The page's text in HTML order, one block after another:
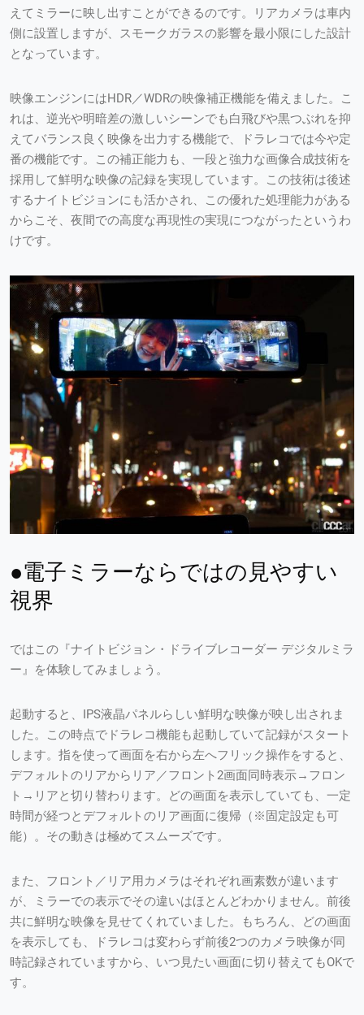
えてミラーに映し出すことができるのです。リアカメラは車内
側に設置しますが、スモークガラスの影響を最小限にした設計
となっています。
映像エンジンにはHDR／WDRの映像補正機能を備えました。こ
れは、逆光や明暗差の激しいシーンでも白飛びや黒つぶれを抑
えてバランス良く映像を出力する機能で、ドラレコでは今や定
番の機能です。この補正能力も、一段と強力な画像合成技術を
採用して鮮明な映像の記録を実現しています。この技術は後述
するナイトビジョンにも活かされ、この優れた処理能力がある
からこそ、夜間での高度な再現性の実現につながったというわ
けです。
●電子ミラーならではの見やすい
視界
ではこの『ナイトビジョン・ドライブレコーダー デジタルミラ
ー』を体験してみましょう。
起動すると、IPS液晶パネルらしい鮮明な映像が映し出されま
した。この時点でドラレコ機能も起動していて記録がスタート
します。指を使って画面を右から左へフリック操作をすると、
デフォルトのリアからリア／フロント2画面同時表示→フロン
ト→リアと切り替わります。どの画面を表示していても、一定
時間が経つとデフォルトのリア画面に復帰（※固定設定も可
能）。その動きは極めてスムーズです。
また、フロント／リア用カメラはそれぞれ画素数が違います
が、ミラーでの表示でその違いはほとんどわかりません。前後
共に鮮明な映像を見せてくれていました。もちろん、どの画面
を表示しても、ドラレコは変わらず前後2つのカメラ映像が同
時記録されていますから、いつ見たい画面に切り替えてもOKで
す。